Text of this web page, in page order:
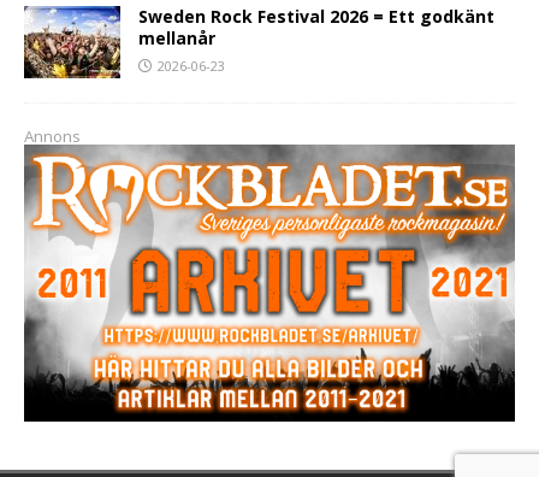
Sweden Rock Festival 2026 = Ett godkänt
mellanår
2026-06-23
Annons